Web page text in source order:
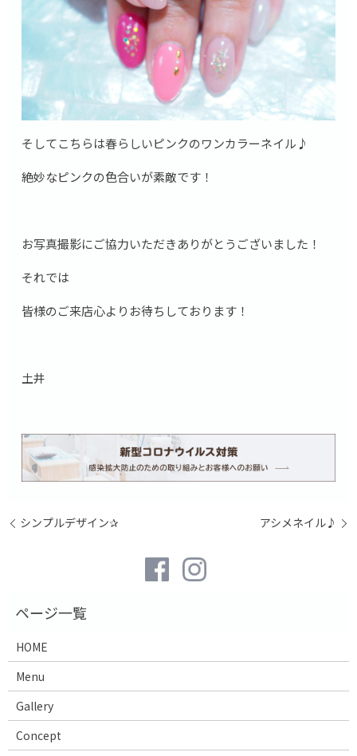
そしてこちらは春らしいピンクのワンカラーネイル♪
絶妙なピンクの色合いが素敵です！
お写真撮影にご協力いただきありがとうございました！
それでは
皆様のご来店心よりお待ちしております！
土井
シンプルデザイン✰ アシメネイル♪
HOME
Menu
Gallery
Concept